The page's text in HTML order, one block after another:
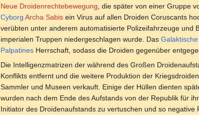
Neue Droidenrechtebewegung , die später von einer Gruppe
Cyborg Archa Sabis ein Virus auf allen Droiden Coruscants
verübten unter anderem automatisierte Polizeifahrzeuge und
imperialen Truppen niedergeschlagen wurde. Das
Palpatines Herrschaft, sodass die Droiden gegenüber
Die Intelligenzmatrizen der während des Großen
Konflikts entfernt und die weitere Produktion der
Sammler und Museen verkauft. Einige der Hüllen dienten
wurden nach dem Ende des Aufstands von der Republik für
Initiator des Droidenaufstands zu vertuschen und so